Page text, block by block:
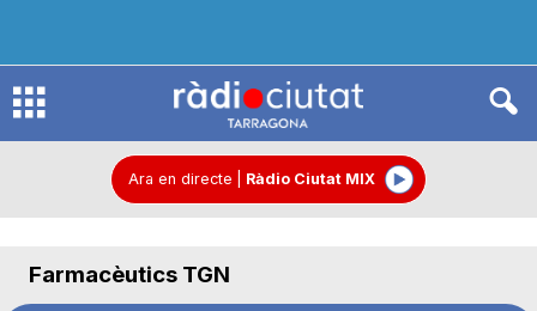
R
Ara en directe Ràdio Ciutat MIX
Farmacèutics TGN